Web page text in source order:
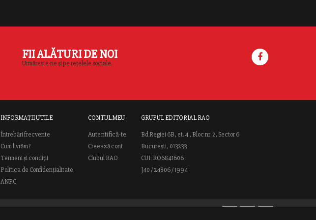
FII ALĂTURI DE NOI
Urmărește-ne și pe rețelele sociale.
INFORMAȚII UTILE
Întrebări frecvente
Cum livrăm?
Termeni și condiții
Politica de Confidențialitate
ANPC
CONTUL MEU
Autentifică-te
Creează cont
Clubul RAO
GRUPUL EDITORIAL RAO
Bd.Regiei 6B, et. 4 , Bloc nr. 2, Sector 6
București, 013233
CUI: RO6841606
J40 / 24806 / 1994